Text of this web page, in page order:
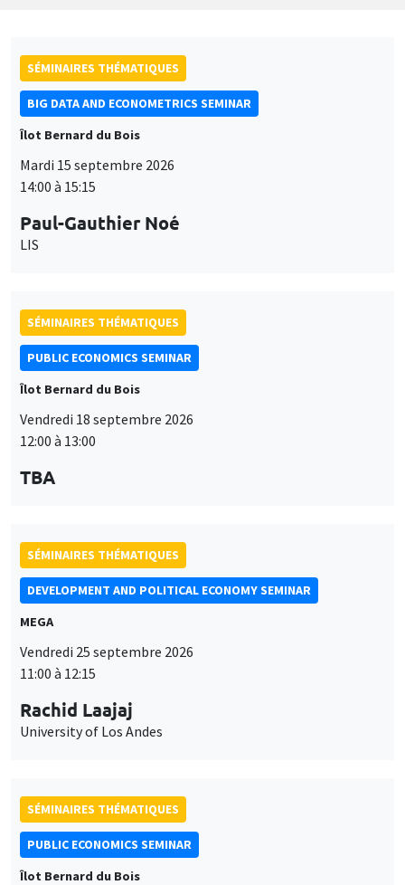
SÉMINAIRES THÉMATIQUES
BIG DATA AND ECONOMETRICS SEMINAR
Îlot Bernard du Bois
Mardi 15 septembre 2026
14:00 à 15:15
Paul-Gauthier Noé
LIS
SÉMINAIRES THÉMATIQUES
PUBLIC ECONOMICS SEMINAR
Îlot Bernard du Bois
Vendredi 18 septembre 2026
12:00 à 13:00
TBA
SÉMINAIRES THÉMATIQUES
DEVELOPMENT AND POLITICAL ECONOMY SEMINAR
MEGA
Vendredi 25 septembre 2026
11:00 à 12:15
Rachid Laajaj
University of Los Andes
SÉMINAIRES THÉMATIQUES
PUBLIC ECONOMICS SEMINAR
Îlot Bernard du Bois